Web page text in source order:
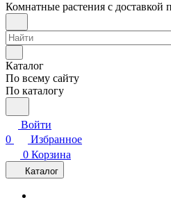
Комнатные растения с доставкой
Каталог
По всему сайту
По каталогу
Войти
0
Избранное
0 Корзина
Каталог